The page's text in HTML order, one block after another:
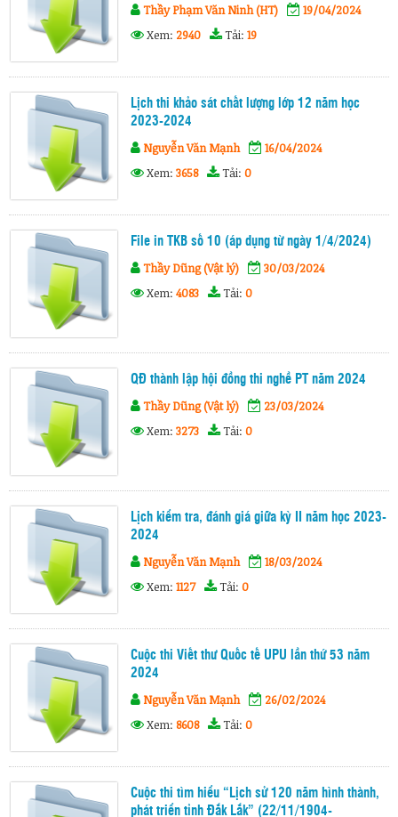
Thầy Phạm Văn Ninh (HT)
19/04/2024
Xem: 2940 Tải: 19
Lịch thi khảo sát chất lượng lớp 12 năm học
2023-2024
Nguyễn Văn Mạnh
16/04/2024
Xem: 3658 Tải: 0
File in TKB số 10 (áp dụng từ ngày 1/4/2024)
Thầy Dũng (Vật lý)
30/03/2024
Xem: 4083 Tải: 0
QĐ thành lập hội đồng thi nghề PT năm 2024
Thầy Dũng (Vật lý)
23/03/2024
Xem: 3273 Tải: 0
Lịch kiểm tra, đánh giá giữa kỳ II năm học 2023-
2024
Nguyễn Văn Mạnh
18/03/2024
Xem: 1127 Tải: 0
Cuộc thi Viết thư Quốc tế UPU lần thứ 53 năm
2024
Nguyễn Văn Mạnh
26/02/2024
Xem: 8608 Tải: 0
Cuộc thi tìm hiểu “Lịch sử 120 năm hình thành,
phát triển tỉnh Đắk Lắk” (22/11/1904-